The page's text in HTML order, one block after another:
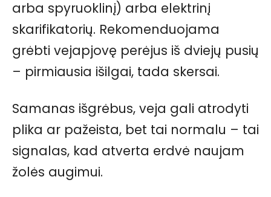
arba spyruoklinį) arba elektrinį
skarifikatorių. Rekomenduojama
grėbti vejapjovę perėjus iš dviejų pusių
– pirmiausia išilgai, tada skersai.
Samanas išgrėbus, veja gali atrodyti
plika ar pažeista, bet tai normalu – tai
signalas, kad atverta erdvė naujam
žolės augimui.